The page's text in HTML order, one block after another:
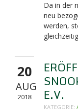
Da in der
neu
werden,
20
AUG
2018
E.V.
KATEGORIE: